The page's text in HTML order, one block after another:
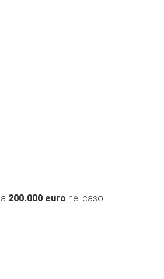
200.000 euro nel caso